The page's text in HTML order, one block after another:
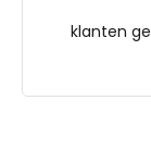
klanten